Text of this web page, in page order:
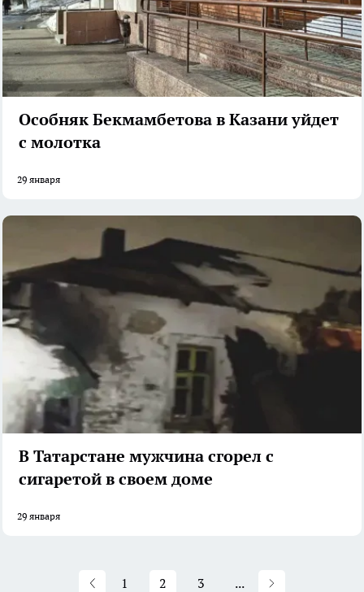
Особняк Бекмамбетова в Казани уйдет
с молотка
29 января
В Татарстане мужчина сгорел с
сигаретой в своем доме
29 января
1 2 3 ...